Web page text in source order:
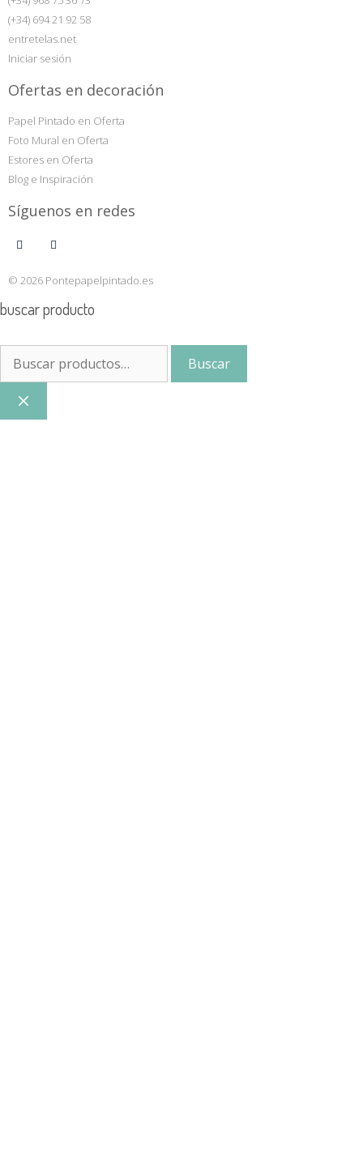
(+34) 694 21 92 58
entretelas.net
Iniciar sesión
Ofertas en decoración
Papel Pintado en Oferta
Foto Mural en Oferta
Estores en Oferta
Blog e Inspiración
Síguenos en redes
© 2026 Pontepapelpintado.es
buscar producto
Buscar